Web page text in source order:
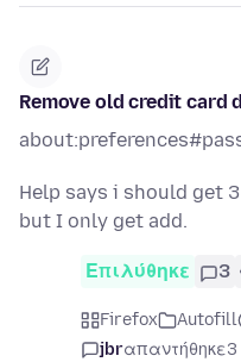
Remove old credit card
Help says i should get
but I only get add.
Επιλύθηκε 3
Firefox Autofill
jbrαπαντήθηκε3